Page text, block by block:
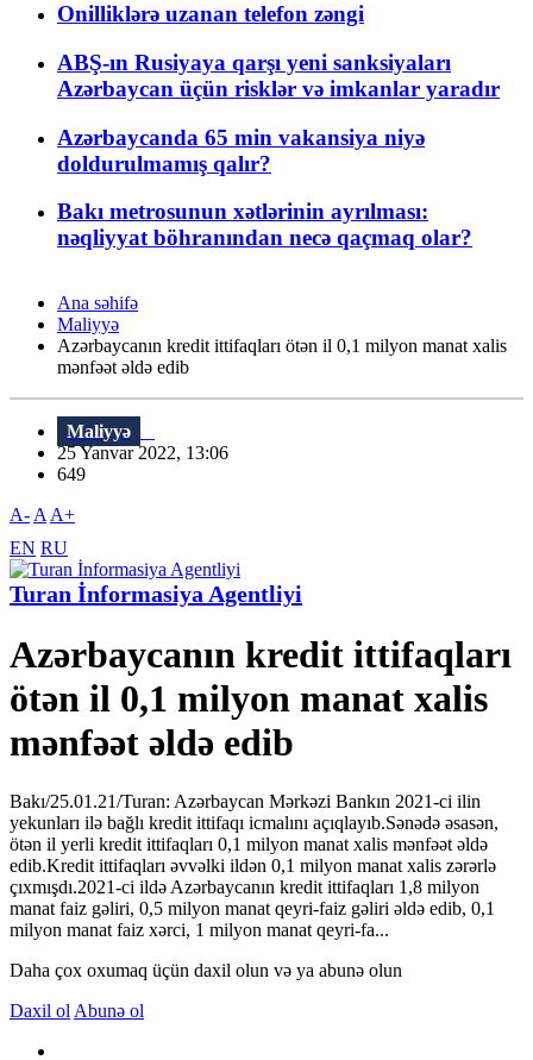
Onilliklərə uzanan telefon zəngi
ABŞ-ın Rusiyaya qarşı yeni sanksiyaları
Azərbaycan üçün risklər və imkanlar yaradır
Azərbaycanda 65 min vakansiya niyə
doldurulmamış qalır?
Bakı metrosunun xətlərinin ayrılması:
nəqliyyat böhranından necə qaçmaq olar?
Ana səhifə
Maliyyə
Azərbaycanın kredit ittifaqları ötən il 0,1 milyon manat xalis
mənfəət əldə edib
Maliyyə
25 Yanvar 2022, 13:06
649
A- A A+
EN RU
Turan İnformasiya Agentliyi
Azərbaycanın kredit ittifaqları
ötən il 0,1 milyon manat xalis
mənfəət əldə edib
Bakı/25.01.21/Turan: Azərbaycan Mərkəzi Bankın 2021-ci ilin
yekunları ilə bağlı kredit ittifaqı icmalını açıqlayıb.Sənədə əsasən,
ötən il yerli kredit ittifaqları 0,1 milyon manat xalis mənfəət əldə
edib.Kredit ittifaqları əvvəlki ildən 0,1 milyon manat xalis zərərlə
çıxmışdı.2021-ci ildə Azərbaycanın kredit ittifaqları 1,8 milyon
manat faiz gəliri, 0,5 milyon manat qeyri-faiz gəliri əldə edib, 0,1
milyon manat faiz xərci, 1 milyon manat qeyri-fa...
Daha çox oxumaq üçün daxil olun və ya abunə olun
Daxil ol Abunə ol